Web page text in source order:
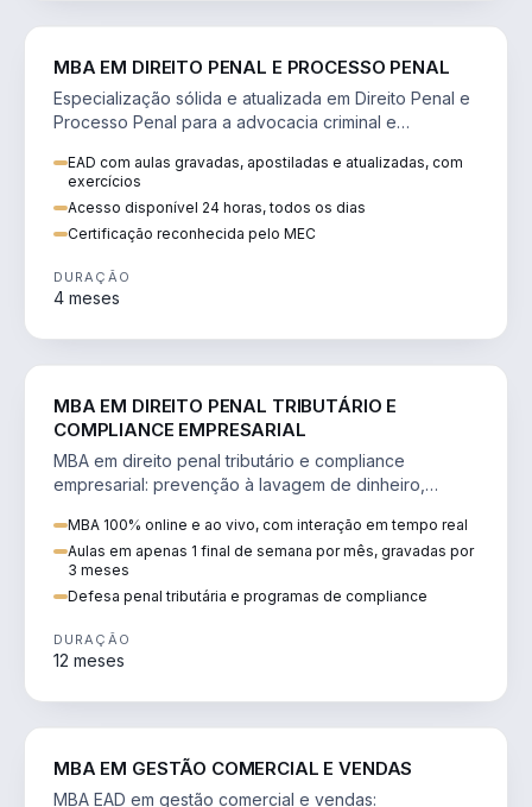
MBA EM DIREITO PENAL E PROCESSO PENAL
Especialização sólida e atualizada em Direito Penal e
Processo Penal para a advocacia criminal e
EAD com aulas gravadas, apostiladas e atualizadas, com
exercícios
Acesso disponível 24 horas, todos os dias
Certificação reconhecida pelo MEC
DURAÇÃO
4 meses
MBA EM DIREITO PENAL TRIBUTÁRIO E
COMPLIANCE EMPRESARIAL
MBA em direito penal tributário e compliance
empresarial: prevenção à lavagem de dinheiro,
MBA 100% online e ao vivo, com interação em tempo real
Aulas em apenas 1 final de semana por mês, gravadas por
3 meses
Defesa penal tributária e programas de compliance
DURAÇÃO
12 meses
MBA EM GESTÃO COMERCIAL E VENDAS
MBA EAD em gestão comercial e vendas: